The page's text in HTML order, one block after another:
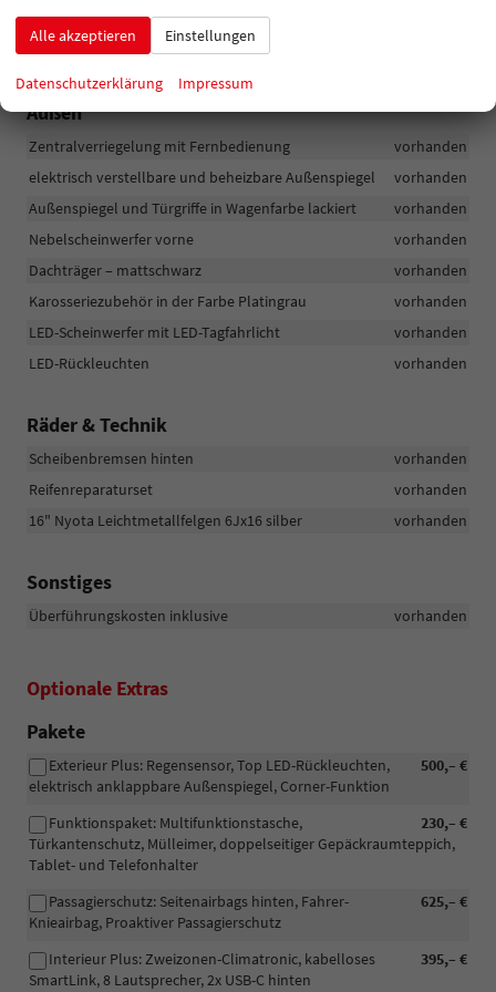
Tempomat
Lichtsensor
Außen
Zentralverriegelung mit Fernbedienung
vorhanden
elektrisch verstellbare und beheizbare Außenspiegel
vorhanden
Außenspiegel und Türgriffe in Wagenfarbe lackiert
vorhanden
Nebelscheinwerfer vorne
vorhanden
Dachträger – mattschwarz
vorhanden
Karosseriezubehör in der Farbe Platingrau
vorhanden
LED-Scheinwerfer mit LED-Tagfahrlicht
vorhanden
LED-Rückleuchten
vorhanden
Räder & Technik
Scheibenbremsen hinten
vorhanden
Reifenreparaturset
vorhanden
16" Nyota Leichtmetallfelgen 6Jx16 silber
vorhanden
Sonstiges
Überführungskosten inklusive vorhanden
Optionale Extras
Pakete
500,– €
Exterieur Plus: Regensensor, Top LED-Rückleuchten,
elektrisch anklappbare Außenspiegel, Corner-Funktion
230,– €
Funktionspaket: Multifunktionstasche,
Türkantenschutz, Mülleimer, doppelseitiger Gepäckraumteppich,
Tablet- und Telefonhalter
625,– €
Passagierschutz: Seitenairbags hinten, Fahrer-
Knieairbag, Proaktiver Passagierschutz
395,– €
Interieur Plus: Zweizonen-Climatronic, kabelloses
SmartLink, 8 Lautsprecher, 2x USB-C hinten
Alle akzeptieren Einstellungen
Datenschutzerklärung Impressum